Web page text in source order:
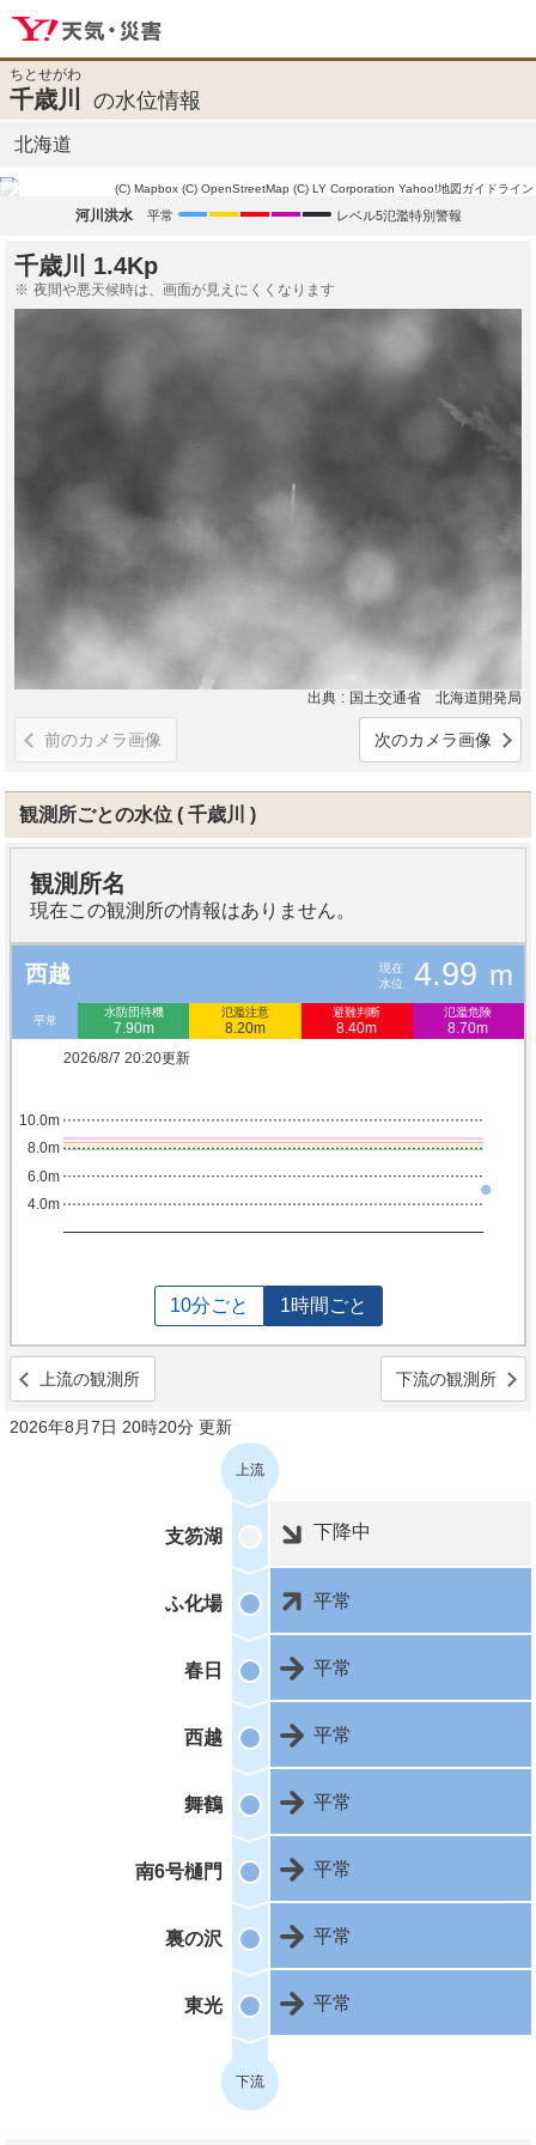
ちとせがわ
千歳川 の水位情報
北海道
(C) Mapbox (C) OpenStreetMap (C) LY Corporation Yahoo!地図ガイドライン
河川洪水 平常 レベル5氾濫特別警報
千歳川 1.4Kp
夜間や悪天候時は、画面が見えにくくなります
出典 国土交通省 北海道開発局
前のカメラ画像 次のカメラ画像
観測所ごとの水位 千歳川
観測所名
現在この観測所の情報はありません。
西越
現在
水位
4.99 m
平常
水防団待機
7.90m
氾濫注意
8.20m
避難判断
8.40m
氾濫危険
8.70m
2026/8/7 20:20更新
4.0m
6.0m
8.0m
10.0m
10分ごと 1時間ごと
上流の観測所 下流の観測所
2026年8月7日 20時20分 更新
上流
支笏湖 下降中
ふ化場 平常
春日 平常
西越 平常
舞鶴 平常
南6号樋門 平常
裏の沢 平常
東光 平常
下流